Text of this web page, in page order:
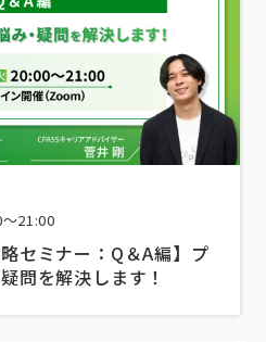
21:00
セミナー：Q＆A編】プ
問を解決します！